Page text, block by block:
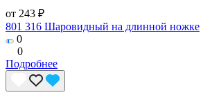
от 243 ₽
801 316 Шаровидный на длинной ножке
0
0
Подробнее